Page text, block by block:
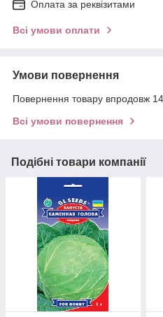
Оплата за реквізитами
Всі умови оплати
Умови повернення
Повернення товару впродовж
Всі умови повернення
Подібні товари компанії